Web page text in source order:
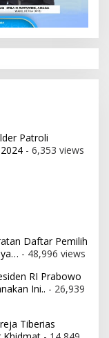
Patroli
- 6,353 views
Daftar Pemilih
- 48,996 views
RI Prabowo
Ini.. - 26,939
Tiberias